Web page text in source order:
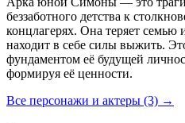
беззаботного детства к
концлагерях. Она теряет семью
находит в себе силы выжить.
фундаментом её будущей
формируя её ценности.
Все персонажи и актеры (3) →